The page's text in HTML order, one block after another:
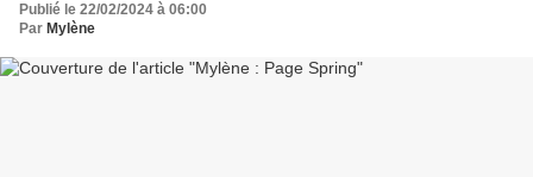
Publié le 22/02/2024 à 06:00
Par Mylène